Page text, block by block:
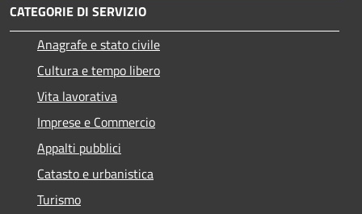
CATEGORIE DI SERVIZIO
Anagrafe e stato civile
Cultura e tempo libero
Vita lavorativa
Imprese e Commercio
Appalti pubblici
Catasto e urbanistica
Turismo